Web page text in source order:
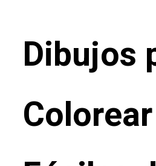
Dibujos